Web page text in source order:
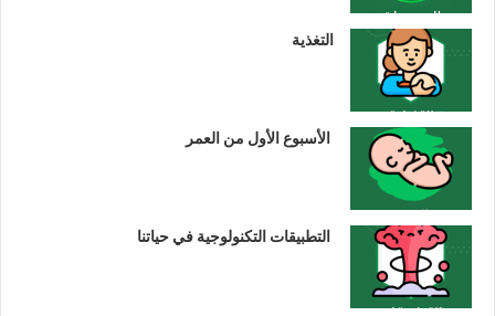
التغذية
الأسبوع الأول من العمر
التطبيقات التكنولوجية في حياتنا